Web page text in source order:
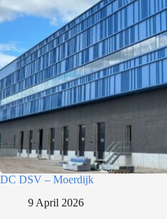
DC DSV – Moerdijk
9 April 2026